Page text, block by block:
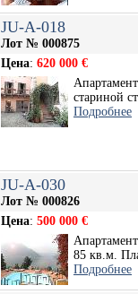
JU-A-018
Лот № 000875
Цена: 620 000 €
стариной
Подробнее
JU-A-030
Лот № 000826
Цена: 500 000 €
85 кв.м.
Подробнее